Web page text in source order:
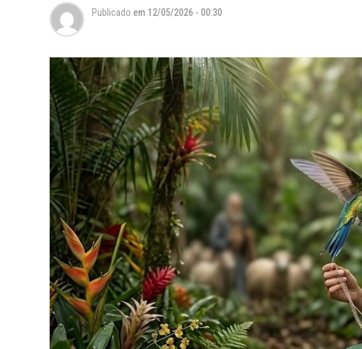
Publicado em 12/05/2026 - 00:30